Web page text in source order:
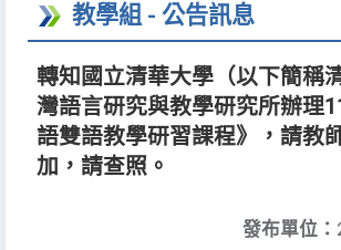
教學組 - 公告訊息
轉知國立清華大學（以下簡稱
灣語言研究與教學研究所辦理
語雙語教學研習課程》，請教
加，請查照。
發布單位：